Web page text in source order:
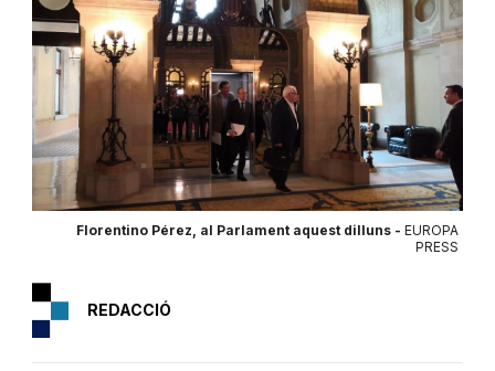
Florentino Pérez, al Parlament aquest dilluns - EUROPA
PRESS
REDACCIÓ